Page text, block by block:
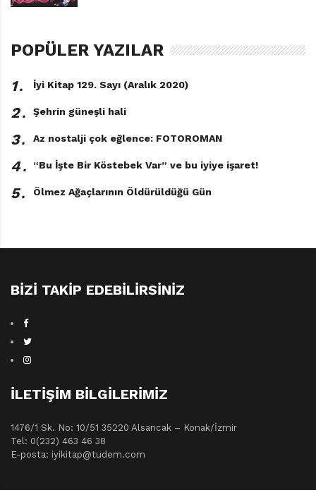
POPÜLER YAZILAR
1․ İyi Kitap 129. Sayı (Aralık 2020)
2․ Şehrin güneşli hali
3․ Az nostalji çok eğlence: FOTOROMAN
4․ “Bu İşte Bir Köstebek Var” ve bu iyiye işaret!
5․ Ölmez Ağaçlarının Öldürüldüğü Gün
BIZI TAKIP EDEBILIRSINIZ
İLETIŞIM BILGILERIMIZ
1476/1 Sk. No: 10/51 35220 Alsancak – Konak/İzmir
Tel: 0(232) 463 46 38
E-posta: iyikitap@tudem.com